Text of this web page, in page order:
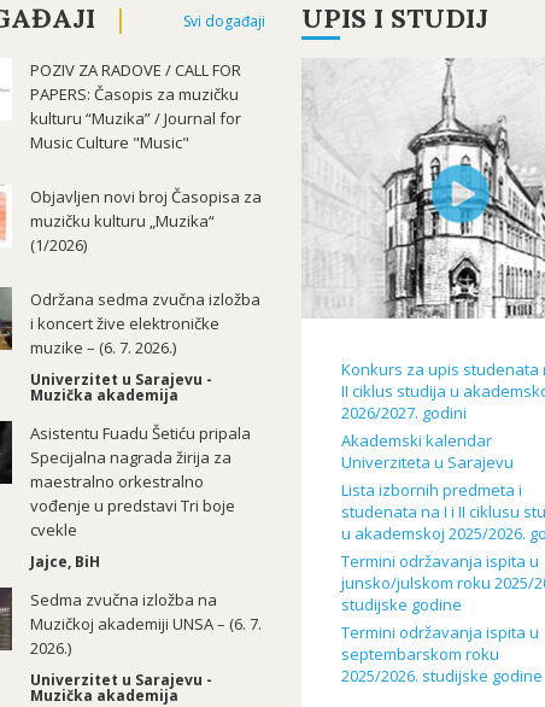
Svi događaji
POZIV ZA RADOVE / CALL FOR
PAPERS: Časopis za muzičku
kulturu “Muzika” / Journal for
Music Culture "Music"
Objavljen novi broj Časopisa za
muzičku kulturu „Muzika“
(1/2026)
Održana sedma zvučna izložba
i koncert žive elektroničke
muzike – (6. 7. 2026.)
Univerzitet u Sarajevu -
Muzička akademija
Asistentu Fuadu Šetiću pripala
Specijalna nagrada žirija za
maestralno orkestralno
vođenje u predstavi Tri boje
cvekle
Jajce, BiH
Sedma zvučna izložba na
Muzičkoj akademiji UNSA – (6. 7.
2026.)
Univerzitet u Sarajevu -
Muzička akademija
UPIS I STUDIJ
Konkurs za upis studenata
II ciklus studija u
2026/2027. godini
Akademski kalendar
Univerziteta u Sarajevu
Lista izbornih predmeta i
studenata na I i II ciklusu
u akademskoj 2025/2026.
Termini održavanja ispita u
junsko/julskom roku 2025/
studijske godine
Termini održavanja ispita u
septembarskom roku
2025/2026. studijske godine